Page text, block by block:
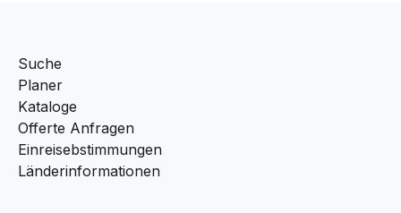
Suche
Planer
Kataloge
Offerte Anfragen
Einreisebstimmungen
Länderinformationen